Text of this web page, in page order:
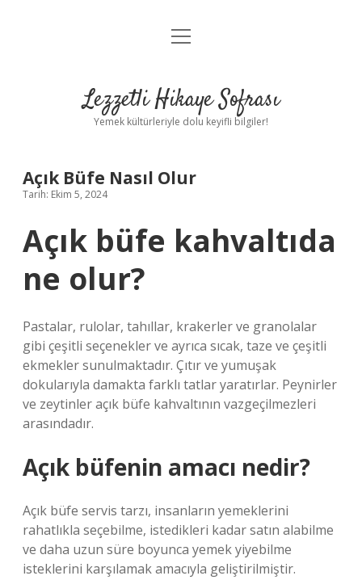
Anasayfa
Yasal Uyarı
menüyü
Lezzetli Hikaye Sofrası
Yemek kültürleriyle dolu keyifli bilgiler!
Açık Büfe Nasıl Olur
Tarih: Ekim 5, 2024
Açık büfe kahvaltıda
ne olur?
Pastalar, rulolar, tahıllar, krakerler ve granolalar
gibi çeşitli seçenekler ve ayrıca sıcak, taze ve çeşitli
ekmekler sunulmaktadır. Çıtır ve yumuşak
dokularıyla damakta farklı tatlar yaratırlar. Peynirler
ve zeytinler açık büfe kahvaltının vazgeçilmezleri
arasındadır.
Açık büfenin amacı nedir?
Açık büfe servis tarzı, insanların yemeklerini
rahatlıkla seçebilme, istedikleri kadar satın alabilme
ve daha uzun süre boyunca yemek yiyebilme
isteklerini karşılamak amacıyla geliştirilmiştir.